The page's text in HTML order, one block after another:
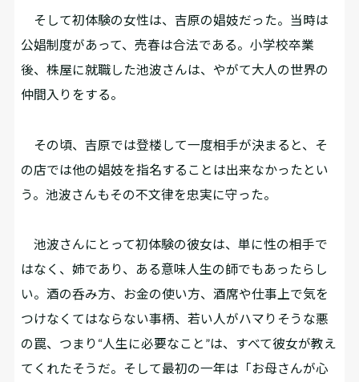
そして初体験の女性は、吉原の娼妓だった。当時は
公娼制度があって、売春は合法である。小学校卒業
後、株屋に就職した池波さんは、やがて大人の世界の
仲間入りをする。
その頃、吉原では登楼して一度相手が決まると、そ
の店では他の娼妓を指名することは出来なかったとい
う。池波さんもその不文律を忠実に守った。
池波さんにとって初体験の彼女は、単に性の相手で
はなく、姉であり、ある意味人生の師でもあったらし
い。酒の呑み方、お金の使い方、酒席や仕事上で気を
つけなくてはならない事柄、若い人がハマりそうな悪
の罠、つまり“人生に必要なこと”は、すべて彼女が教え
てくれたそうだ。そして最初の一年は「お母さんが心